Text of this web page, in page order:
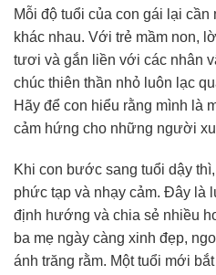
Mỗi độ tuổi của con gái lại
khác nhau. Với trẻ mầm non,
tươi và gắn liền với các nhân
chúc thiên thần nhỏ luôn lạc
Hãy để con hiểu rằng mình là
cảm hứng cho những người
Khi con bước sang tuổi dậy
phức tạp và nhạy cảm. Đây là
định hướng và chia sẻ nhiều
ba mẹ ngày càng xinh đẹp,
ánh trăng rằm. Một tuổi mới